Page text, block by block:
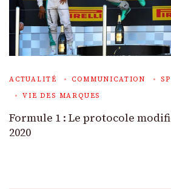
ACTUALITÉ COMMUNICATION
VIE DES MARQUES
Formule 1 : Le protocole
2020